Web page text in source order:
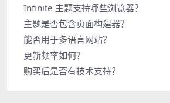
Infinite 主题支持哪些浏览器？
主题是否包含页面构建器？
能否用于多语言网站？
更新频率如何？
购买后是否有技术支持？